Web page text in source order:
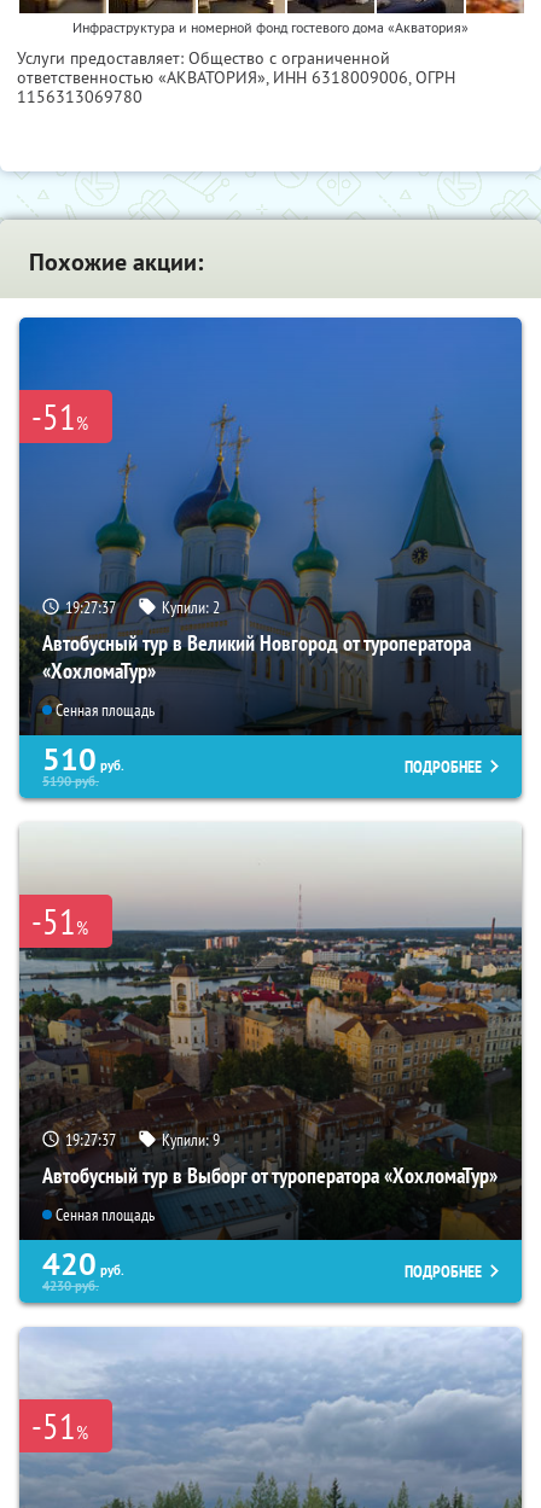
Инфраструктура и номерной фонд гостевого дома «Акватория»
Услуги предоставляет: Общество с ограниченной
ответственностью «АКВАТОРИЯ», ИНН 6318009006, ОГРН
1156313069780
Похожие акции:
-51%
19:27:36 Купили:2
Автобусный тур в Великий Новгород от туроператора
«ХохломаТур»
Сенная площадь
510 руб.
5190руб.
ПОДРОБНЕЕ
-51%
19:27:36 Купили:9
Автобусный тур в Выборг от туроператора «ХохломаТур»
Сенная площадь
420 руб.
4230руб.
ПОДРОБНЕЕ
-51%